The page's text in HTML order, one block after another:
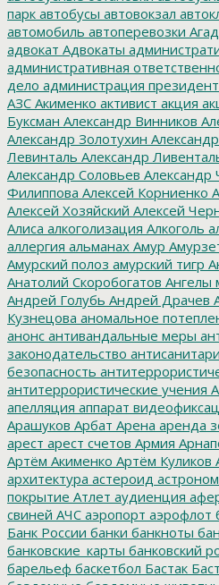
парк автобусы автовокзал
автомобиль автоперевозки
адвокат Адвокаты
административная
дело администрация
АЗС Акименко активист акция
Буксман Александр Винников
Александр Золотухин
Левинталь Александр
Александр Соловьев Александр
Филиппова Алексей Корниенко
Алексей Хозяйский Алексей
Алиса алкоголизация Алкоголь
аллергия альманах Амур
Амурский полоз амурский тигр
Анатолий Скоробогатов Ангелы
Андрей Голубь Андрей Драчев
Кузнецова аномальное
анонс антивандальные меры
законодательство
безопасность
антитеррористические учения
апелляция аппарат
Арашуков Арбат Арена аренда
арест арест счетов Армия
Артём Акименко Артём Куликов
архитектура астероид
покрытие Атлет аудиенция
свиней АЧС аэропорт аэрофлот
Банк России банки банкноты
банковские_карты банковский
барельеф баскетбол Бастак